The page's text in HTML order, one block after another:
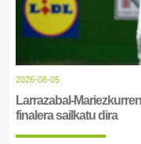
2026-08-05
Larrazabal-
finalera sailkatu dira